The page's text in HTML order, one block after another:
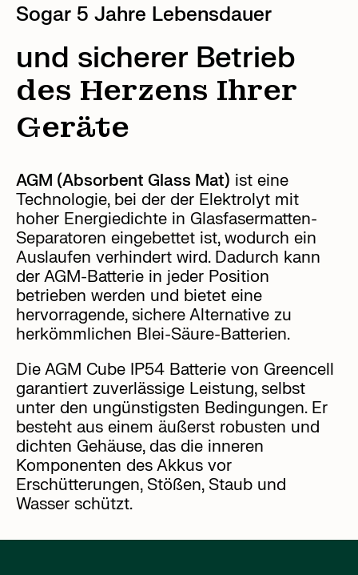
Sogar 5 Jahre Lebensdauer
und sicherer Betrieb
des Herzens Ihrer
Geräte
AGM (Absorbent Glass Mat) ist eine
Technologie, bei der der Elektrolyt mit
hoher Energiedichte in Glasfasermatten-
Separatoren eingebettet ist, wodurch ein
Auslaufen verhindert wird. Dadurch kann
der AGM-Batterie in jeder Position
betrieben werden und bietet eine
hervorragende, sichere Alternative zu
herkömmlichen Blei-Säure-Batterien.
Die AGM Cube IP54 Batterie von Greencell
garantiert zuverlässige Leistung, selbst
unter den ungünstigsten Bedingungen. Er
besteht aus einem äußerst robusten und
dichten Gehäuse, das die inneren
Komponenten des Akkus vor
Erschütterungen, Stößen, Staub und
Wasser schützt.